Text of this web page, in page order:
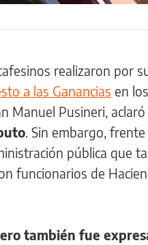
realizaron por
a las Ganancias en
Manuel Pusineri,
. Sin embargo,
pública que
funcionarios de
también fue